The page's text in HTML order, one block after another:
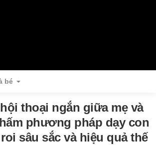
bé
thoại ngắn giữa mẹ và
phương pháp dạy con
sâu sắc và hiệu quả thế